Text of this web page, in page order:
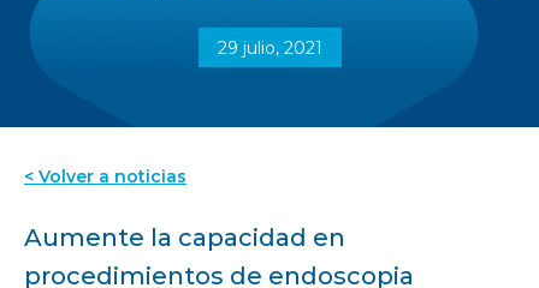
29 julio, 2021
< Volver a noticias
Aumente la capacidad en
procedimientos de endoscopia